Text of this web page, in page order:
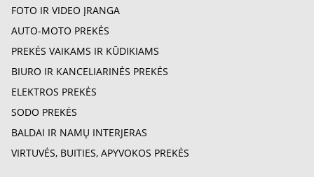
FOTO IR VIDEO ĮRANGA
AUTO-MOTO PREKĖS
PREKĖS VAIKAMS IR KŪDIKIAMS
BIURO IR KANCELIARINĖS PREKĖS
ELEKTROS PREKĖS
SODO PREKĖS
BALDAI IR NAMŲ INTERJERAS
VIRTUVĖS, BUITIES, APYVOKOS PREKĖS